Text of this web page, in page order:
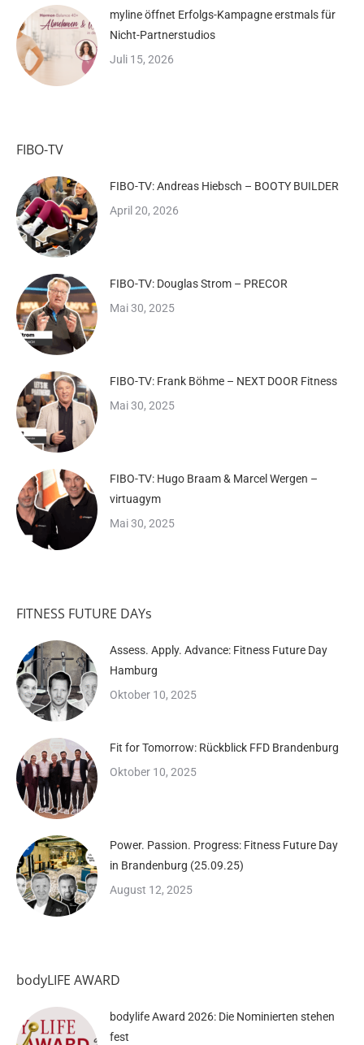
myline öffnet Erfolgs-Kampagne erstmals für
Nicht-Partnerstudios
Juli 15, 2026
FIBO-TV
FIBO-TV: Andreas Hiebsch – BOOTY BUILDER
April 20, 2026
FIBO-TV: Douglas Strom – PRECOR
Mai 30, 2025
FIBO-TV: Frank Böhme – NEXT DOOR Fitness
Mai 30, 2025
FIBO-TV: Hugo Braam & Marcel Wergen –
virtuagym
Mai 30, 2025
FITNESS FUTURE DAYs
Assess. Apply. Advance: Fitness Future Day
Hamburg
Oktober 10, 2025
Fit for Tomorrow: Rückblick FFD Brandenburg
Oktober 10, 2025
Power. Passion. Progress: Fitness Future Day
in Brandenburg (25.09.25)
August 12, 2025
bodyLIFE AWARD
bodylife Award 2026: Die Nominierten stehen
fest